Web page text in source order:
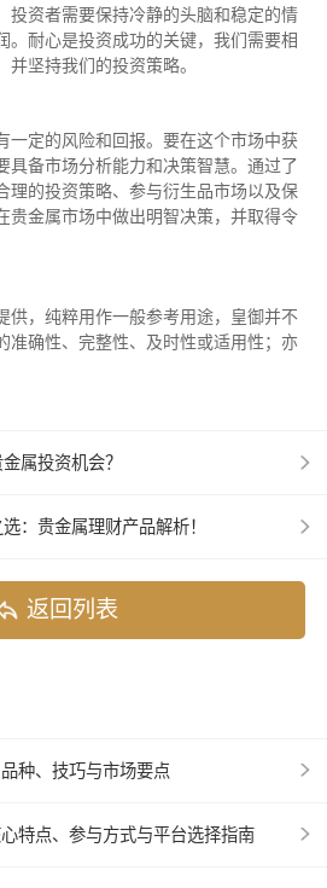
投资者需要保持冷静的头脑和稳定的情
。耐心是投资成功的关键，我们需要相
坚持我们的投资策略。
一定的风险和回报。要在这个市场中获
具备市场分析能力和决策智慧。通过了
理的投资策略、参与衍生品市场以及保
贵金属市场中做出明智决策，并取得令
供，纯粹用作一般参考用途，皇御并不
准确性、完整性、及时性或适用性；亦
属投资机会？
：贵金属理财产品解析！
返回列表
种、技巧与市场要点
特点、参与方式与平台选择指南